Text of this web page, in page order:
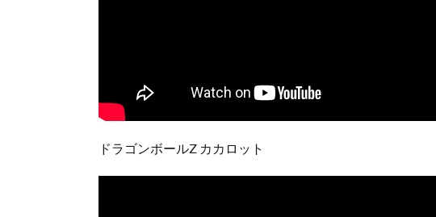
ドラゴンボールZ カカロット